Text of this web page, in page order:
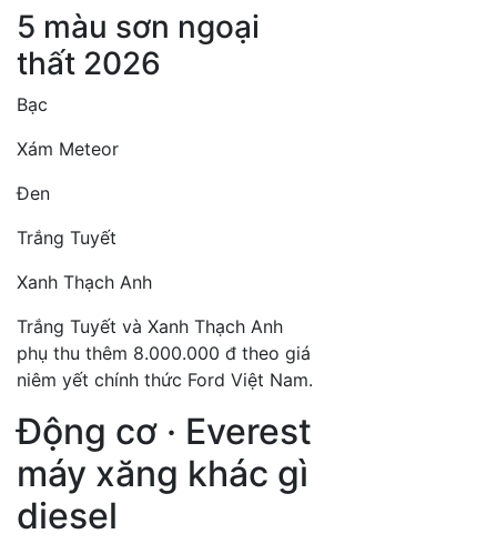
5 màu sơn ngoại
thất 2026
Bạc
Xám Meteor
Đen
Trắng Tuyết
Xanh Thạch Anh
Trắng Tuyết và Xanh Thạch Anh
phụ thu thêm 8.000.000 đ theo giá
niêm yết chính thức Ford Việt Nam.
Động cơ · Everest
máy xăng khác gì
diesel